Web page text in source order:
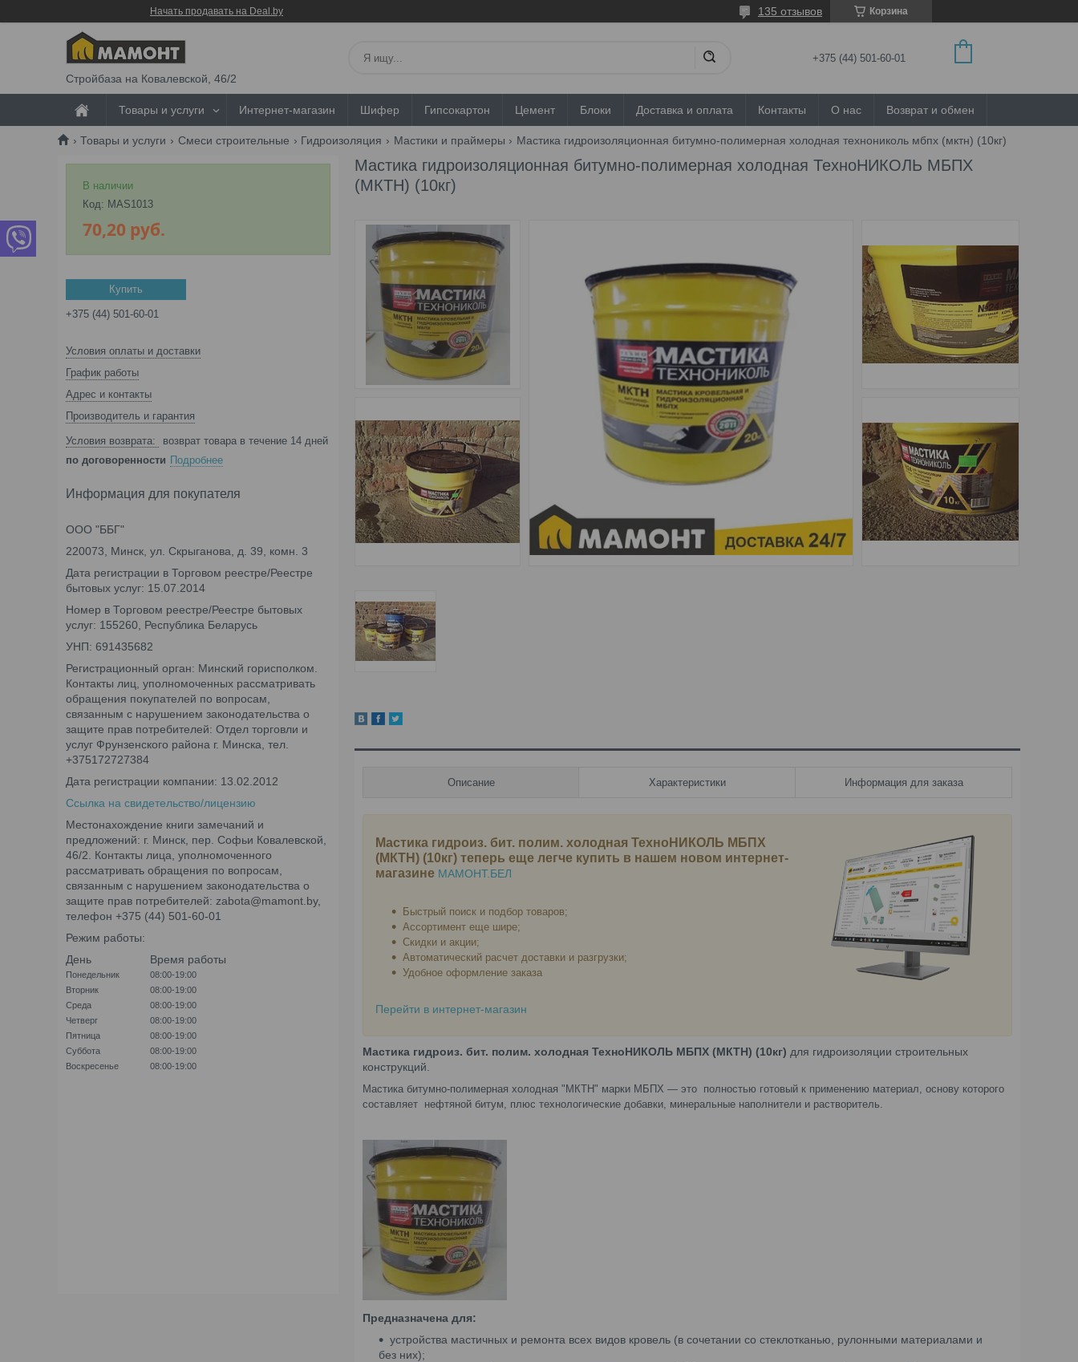
Начать продавать на Deal.by Корзина
135 отзывов
Стройбаза на Ковалевской, 46/2
+375 (44) 501-60-01
Товары и услуги Интернет-магазин Шифер Гипсокартон Цемент Блоки Доставка и оплата Контакты О нас Возврат и обмен
Товары и услуги Смеси строительные Гидроизоляция Мастики и праймеры Мастика гидроизоляционная битумно-полимерная холодная технониколь мбпх (мктн) (10кг)
Мастика гидроизоляционная битумно-полимерная холодная ТехноНИКОЛЬ МБПХ
(МКТН) (10кг)
Описание Характеристики Информация для заказа
Мастика гидроиз. бит. полим. холодная ТехноНИКОЛЬ МБПХ
(МКТН) (10кг) теперь еще легче купить в нашем новом интернет-
магазине МАМОНТ.БЕЛ
Быстрый поиск и подбор товаров;
Ассортимент еще шире;
Скидки и акции;
Автоматический расчет доставки и разгрузки;
Удобное оформление заказа
Перейти в интернет-магазин
Мастика гидроиз. бит. полим. холодная ТехноНИКОЛЬ МБПХ (МКТН) (10кг) для гидроизоляции строительных
конструкций.
Мастика битумно-полимерная холодная "МКТН" марки МБПХ ― это полностью готовый к применению материал, основу которого
составляет нефтяной битум, плюс технологические добавки, минеральные наполнители и растворитель.
Предназначена для:
устройства мастичных и ремонта всех видов кровель (в сочетании со стеклотканью, рулонными материалами и
без них);
В наличии
Код: MAS1013
70,20 руб.
Купить
+375 (44) 501-60-01
Условия оплаты и доставки
График работы
Адрес и контакты
Производитель и гарантия
возврат товара в течение 14 дней
по договоренности Подробнее
Информация для покупателя
ООО "ББГ"
220073, Минск, ул. Скрыганова, д. 39, комн. 3
Дата регистрации в Торговом реестре/Реестре
бытовых услуг: 15.07.2014
Номер в Торговом реестре/Реестре бытовых
услуг: 155260, Республика Беларусь
УНП: 691435682
Регистрационный орган: Минский горисполком.
Контакты лиц, уполномоченных рассматривать
обращения покупателей по вопросам,
связанным с нарушением законодательства о
защите прав потребителей: Отдел торговли и
услуг Фрунзенского района г. Минска, тел.
+375172727384
Дата регистрации компании: 13.02.2012
Ссылка на свидетельство/лицензию
Местонахождение книги замечаний и
предложений: г. Минск, пер. Софьи Ковалевской,
46/2. Контакты лица, уполномоченного
рассматривать обращения по вопросам,
связанным с нарушением законодательства о
защите прав потребителей: zabota@mamont.by,
телефон +375 (44) 501-60-01
Режим работы:
День
Время работы
Понедельник
08:00-19:00
Вторник
08:00-19:00
Среда
08:00-19:00
Четверг
08:00-19:00
Пятница
08:00-19:00
Суббота
08:00-19:00
Воскресенье
08:00-19:00